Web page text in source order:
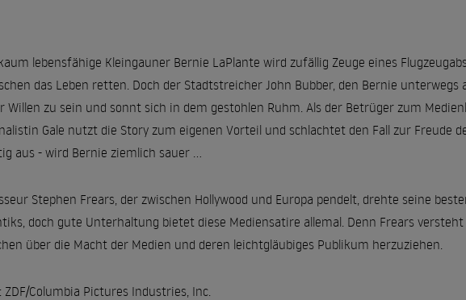
lebensfähige Kleingauner Bernie LaPlante wird zufällig Zeuge eines
das Leben retten. Doch der Stadtstreicher John Bubber, den Bernie unterwegs
Willen zu sein und sonnt sich in dem gestohlen Ruhm. Als der Betrüger zum
Gale nutzt die Story zum eigenen Vorteil und schlachtet den Fall zur Freude
aus - wird Bernie ziemlich sauer ...
Stephen Frears, der zwischen Hollywood und Europa pendelt, drehte seine
doch gute Unterhaltung bietet diese Mediensatire allemal. Denn Frears
über die Macht der Medien und deren leichtgläubiges Publikum herzuziehen.
ZDF/Columbia Pictures Industries, Inc.